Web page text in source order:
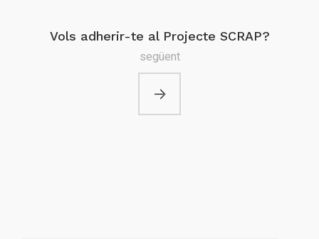
Vols adherir-te al Projecte SCRAP?
següent